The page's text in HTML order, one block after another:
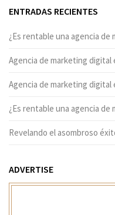
ENTRADAS RECIENTES
¿Es rentable una agencia de
Agencia de marketing digital
Agencia de marketing digital
¿Es rentable una agencia de
Revelando el asombroso
ADVERTISE